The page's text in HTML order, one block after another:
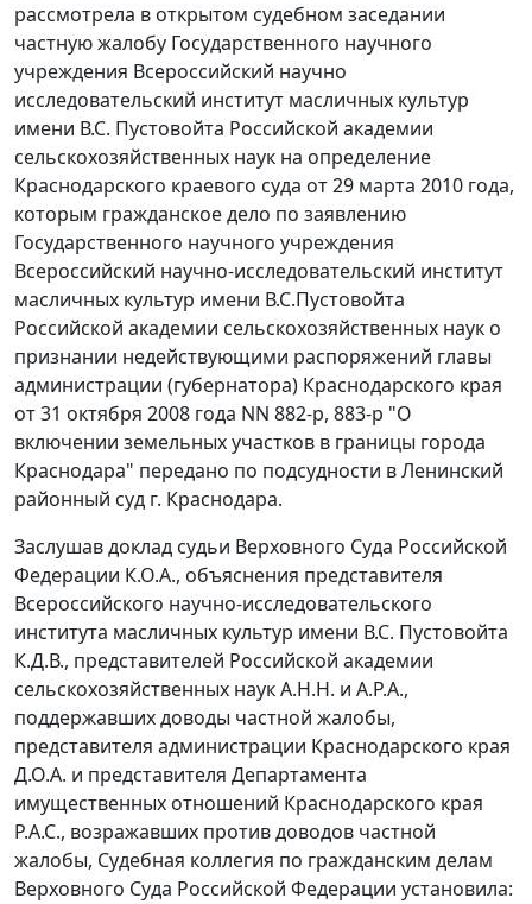
рассмотрела в открытом судебном заседании
частную жалобу Государственного научного
учреждения Всероссийский научно
исследовательский институт масличных культур
имени В.С. Пустовойта Российской академии
сельскохозяйственных наук на определение
Краснодарского краевого суда от 29 марта 2010 года,
которым гражданское дело по заявлению
Государственного научного учреждения
Всероссийский научно-исследовательский институт
масличных культур имени В.С.Пустовойта
Российской академии сельскохозяйственных наук о
признании недействующими распоряжений главы
администрации (губернатора) Краснодарского края
от 31 октября 2008 года NN 882-р, 883-р "О
включении земельных участков в границы города
Краснодара" передано по подсудности в Ленинский
районный суд г. Краснодара.
Заслушав доклад судьи Верховного Суда Российской
Федерации К.О.А., объяснения представителя
Всероссийского научно-исследовательского
института масличных культур имени В.С. Пустовойта
К.Д.В., представителей Российской академии
сельскохозяйственных наук А.Н.Н. и А.Р.А.,
поддержавших доводы частной жалобы,
представителя администрации Краснодарского края
Д.О.А. и представителя Департамента
имущественных отношений Краснодарского края
Р.А.С., возражавших против доводов частной
жалобы, Судебная коллегия по гражданским делам
Верховного Суда Российской Федерации установила: